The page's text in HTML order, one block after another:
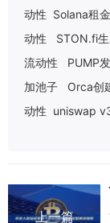
动性 Solana租
动性
STON.fi
流动性
PUMP
加池子
Orca创
动性 uniswap
上一篇